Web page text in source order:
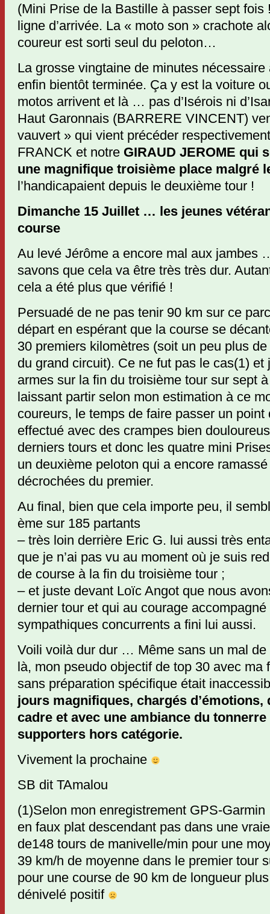
(Mini Prise de la Bastille à passer sept fois
ligne d’arrivée. La « moto son » crachote
coureur est sorti seul du peloton…
La grosse vingtaine de minutes
enfin bientôt terminée. Ça y est la voiture
motos arrivent et là … pas d’Isérois ni
Haut Garonnais (BARRERE VINCENT)
vauvert » qui vient précéder
FRANCK et notre GIRAUD JEROME qui
une magnifique troisième place malgré
l’handicapaient depuis le deuxième tour !
Dimanche 15 Juillet … les jeunes
course
Au levé Jérôme a encore mal aux jambes
savons que cela va être très très dur.
cela a été plus que vérifié !
Persuadé de ne pas tenir 90 km sur ce
départ en espérant que la course se
30 premiers kilomètres (soit un peu plus
du grand circuit). Ce ne fut pas le cas(1) et
armes sur la fin du troisième tour sur sept
laissant partir selon mon estimation à ce
coureurs, le temps de faire passer un point
effectué avec des crampes bien
derniers tours et donc les quatre mini
un deuxième peloton qui a encore
décrochées du premier.
Au final, bien que cela importe peu, il
ème sur 185 partants
– très loin derrière Eric G. lui aussi très
que je n’ai pas vu au moment où je suis
de course à la fin du troisième tour ;
– et juste devant Loïc Angot que nous
dernier tour et qui au courage accompagné
sympathiques concurrents a fini lui aussi.
Voili voilà dur dur … Même sans un mal de
là, mon pseudo objectif de top 30 avec ma
sans préparation spécifique était
jours magnifiques, chargés d’émotions,
cadre et avec une ambiance du
supporters hors catégorie.
Vivement la prochaine
SB dit TAmalou
(1)Selon mon enregistrement GPS-
en faux plat descendant pas dans une
de148 tours de manivelle/min pour une
39 km/h de moyenne dans le premier tour
pour une course de 90 km de longueur
dénivelé positif